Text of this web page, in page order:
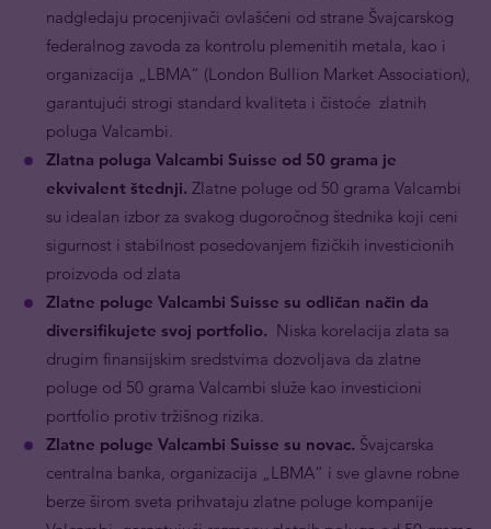
nadgledaju procenjivači ovlašćeni od strane Švajcarskog
federalnog zavoda za kontrolu plemenitih metala, kao i
organizacija „LBMA“ (London Bullion Market Association),
garantujući strogi standard kvaliteta i čistoće zlatnih
poluga Valcambi.
Zlatna poluga Valcambi Suisse od 50 grama je
ekvivalent štednji. Zlatne poluge od 50 grama Valcambi
su idealan izbor za svakog dugoročnog štednika koji ceni
sigurnost i stabilnost posedovanjem fizičkih investicionih
proizvoda od zlata
Zlatne poluge Valcambi Suisse su odličan način da
diversifikujete svoj portfolio. Niska korelacija zlata sa
drugim finansijskim sredstvima dozvoljava da zlatne
poluge od 50 grama Valcambi služe kao investicioni
portfolio protiv tržišnog rizika.
Zlatne poluge Valcambi Suisse su novac. Švajcarska
centralna banka, organizacija „LBMA“ i sve glavne robne
berze širom sveta prihvataju zlatne poluge kompanije